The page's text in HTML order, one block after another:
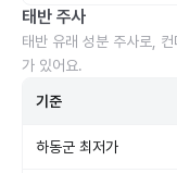
태반 주사
태반 유래 성분 주사로,
가 있어요.
기준
하동군 최저가